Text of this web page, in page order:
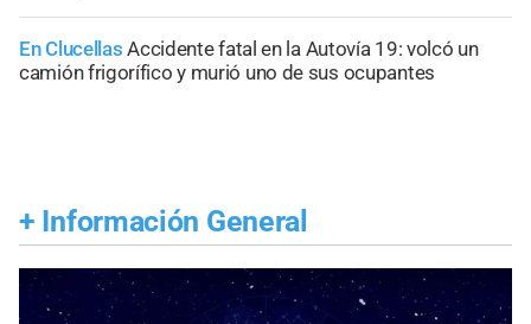
En Clucellas Accidente fatal en la Autovía 19: volcó un
camión frigorífico y murió uno de sus ocupantes
+ Información General